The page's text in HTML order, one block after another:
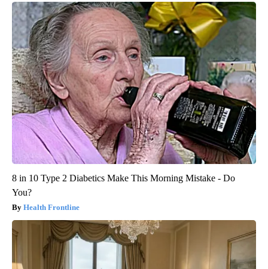
8 in 10 Type 2 Diabetics Make This Morning Mistake - Do
You?
Health Frontline